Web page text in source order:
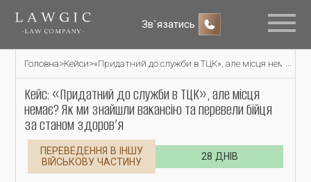
Зв`язатись
Головна>Кейси>«Придатний до служби в ТЦК», але місця немає?
Кейс: «Придатний до служби в ТЦК», але місця
немає? Як ми знайшли вакансію та перевели бійця
за станом здоров’я
ПЕРЕВЕДЕННЯ В ІНШУ
ВІЙСЬКОВУ ЧАСТИНУ
28 ДНІВ